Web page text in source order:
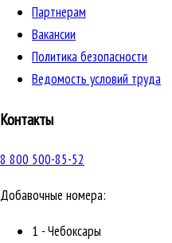
Партнерам
Вакансии
Политика безопасности
Ведомость условий труда
Контакты
8 800 500-85-52
Добавочные номера:
1 - Чебоксары